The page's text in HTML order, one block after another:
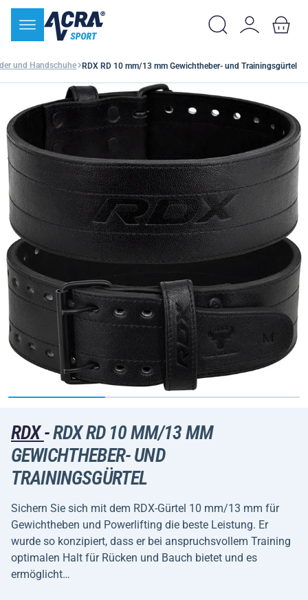
und Handschuhe RDX RD 10 mm/13 mm Gewichtheber- und Trainingsgürtel
RDX-RDX RD 10 MM/13 MM
GEWICHTHEBER- UND
TRAININGSGÜRTEL
Sichern Sie sich mit dem RDX-Gürtel 10 mm/13 mm für
Gewichtheben und Powerlifting die beste Leistung. Er
wurde so konzipiert, dass er bei anspruchsvollem Training
optimalen Halt für Rücken und Bauch bietet und es
ermöglicht…